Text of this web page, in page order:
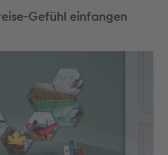
Gefühl einfangen